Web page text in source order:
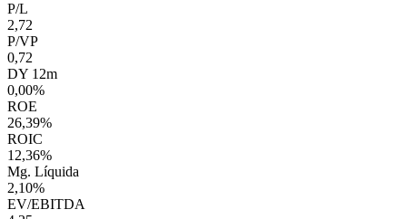
P/L
2,72
P/VP
0,72
DY 12m
0,00%
ROE
26,39%
ROIC
12,36%
Mg. Líquida
2,10%
EV/EBITDA